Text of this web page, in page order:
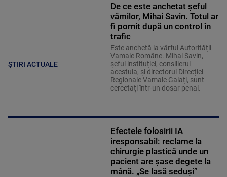
ȘTIRI ACTUALE
De ce este anchetat șeful
vămilor, Mihai Savin. Totul ar
fi pornit după un control în
trafic
Este anchetă la vârful Autorității
Vamale Române. Mihai Savin,
șeful instituției, consilierul
acestuia, și directorul Direcției
Regionale Vamale Galați, sunt
cercetați într-un dosar penal.
Efectele folosirii IA
iresponsabil: reclame la
chirurgie plastică unde un
pacient are șase degete la
mână. „Se lasă seduși”